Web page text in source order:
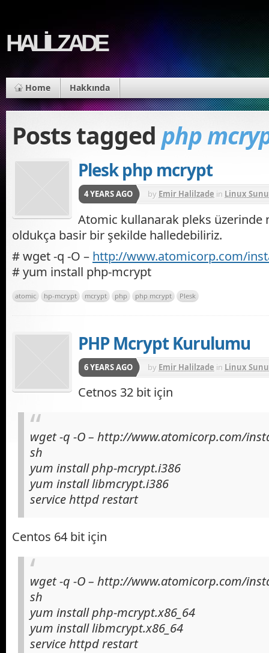
HALİLZADE
Home Hakkında
Posts tagged php
Plesk php mcrypt
4 YEARS AGO by Emir Halilzade in Linux
Atomic kullanarak pleks
oldukça basir bir şekilde halledebiliriz.
# wget -q -O – http://www.atomicorp.com/
# yum install php-mcrypt
atomic hp-mcrypt mcrypt php php mcrypt Plesk
PHP Mcrypt Kurulumu
6 YEARS AGO by Emir Halilzade in Linux
Cetnos 32 bit için
wget -q -O – http://www.atomicorp.com/
sh
yum install php-mcrypt.i386
yum install libmcrypt.i386
service httpd restart
Centos 64 bit için
wget -q -O – http://www.atomicorp.com/
sh
yum install php-mcrypt.x86_64
yum install libmcrypt.x86_64
service httpd restart